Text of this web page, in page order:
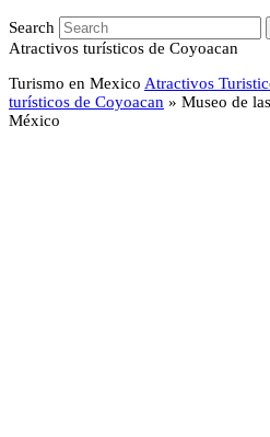
Search
Atractivos turísticos de Coyoacan
Turismo en Mexico Atractivos
turísticos de Coyoacan » Museo de
México